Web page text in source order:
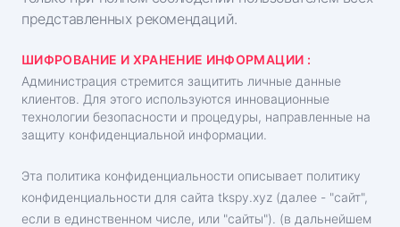
ОПРЕДЕЛИТЬ МЕСТОПОЛОЖЕНИЕ ТИКТОК
Узнать, где находится пользователь
ОТСЛЕДИТЬ ТИКТОК
Приложение для отслеживания
ГЕНЕРАТОР ТИКТОК ПОДПИСЧИКОВ
Приложение накрутки подписчиков
Тарифы
Вопросы
О нас
Особенности
представленных рекомендаций.
ШИФРОВАНИЕ И ХРАНЕНИЕ ИНФОРМАЦИИ :
Администрация стремится защитить личные данные
клиентов. Для этого используются инновационные
технологии безопасности и процедуры, направленные на
защиту конфиденциальной информации.
Эта политика конфиденциальности описывает политику
конфиденциальности для сайта ‌tkspy.xyz (далее - "сайт",
если в единственном числе, или "сайты"). (в дальнейшем